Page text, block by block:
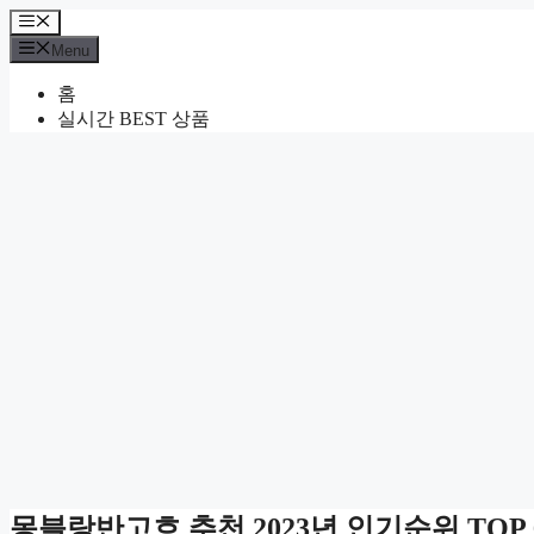
Skip
to
content
Menu
Menu
홈
실시간 BEST 상품
몽블랑반고흐 추천 2023년 인기순위 TOP